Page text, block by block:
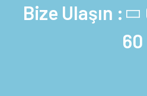
Bize Ulaşın :
60